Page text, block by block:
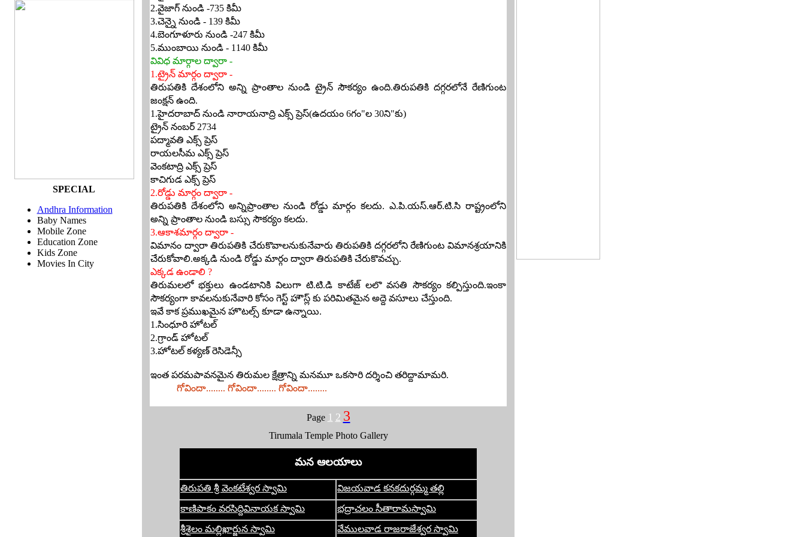
SPECIAL
Andhra Information
Baby Names
Mobile Zone
Education Zone
Kids Zone
Movies In City
2.వైజాగ్ నుండి -735 కిమీ
3.చెన్నై నుండి - 139 కిమీ
4.బెంగూళూరు నుండి -247 కిమీ
5.ముంబాయి నుండి - 1140 కిమీ
వివిధ మార్గాల ద్వారా -
1.ట్రైన్ మార్గం ద్వారా -
తిరుపతికి దేశంలోని అన్ని ప్రాంతాల నుండి ట్రైన్ సౌకర్యం ఉంది.తిరుపతికి దగ్గరలోనే రేణిగుంట
జంక్షన్ ఉంది.
1.హైదరాబాద్ నుండి నారాయనాద్రి ఎక్స్ ప్రెస్(ఉదయం 6గం"ల 30ని"కు)
ట్రైన్ నంబర్ 2734
పద్మావతి ఎక్స్ ప్రెస్
రాయలసీమ ఎక్స్ ప్రెస్
వెంకటాద్రి ఎక్స్ ప్రెస్
కాచిగుడ ఎక్స్ ప్రెస్
2.రోడ్డు మార్గం ద్వారా -
తిరుపతికి దేశంలోని అన్నిప్రాంతాల నుండి రోడ్డు మార్గం కలదు. ఎ.పి.యస్.ఆర్.టి.సి రాష్ట్రంలోని
అన్ని ప్రాంతాల నుండి బస్సు సౌకర్యం కలదు.
3.ఆకాశమార్గం ద్వారా -
విమానం ద్వారా తిరుపతికి చేరుకొవాలనుకునేవారు తిరుపతికి దగ్గరలోని రేణిగుంట విమానశ్రయానికి
చేరుకోవాలి.అక్కడి నుండి రోడ్డు మార్గం ద్వారా తిరుపతికి చేరుకొవచ్చు.
ఎక్కడ ఉండాలి ?
తిరుమలలో భక్తులు ఉండటానికి విలుగా టి.టి.డి కాటేజ్ లలొ వసతి సౌకర్యం కల్పిస్తుంది.ఇంకా
సౌకర్యంగా కావలనుకునేవారి కోసం గెస్ట్ హౌస్ల్ కు పరిమితమైన అద్దె వసూలు చేస్తుంది.
ఇవే కాక ప్రముఖమైన హొటల్స్ కూడా ఉన్నాయి.
1.సింధూరి హోటల్
2.గ్రాండ్ హోటల్
3.హోటల్ కళ్యణ్ రెసిడెన్సీ
ఇంత పరమపావనమైన తిరుమల క్షేత్రాన్ని మనమూ ఒకసారి దర్శించి తరిద్దామామరి.
గోవిందా........ గోవిందా........ గోవిందా........
Page 1 2 3
Tirumala Temple Photo Gallery
మన ఆలయాలు
తిరుపతి శ్రీ వెంకటేశ్వర స్వామి
విజయవాడ కనకదుర్గమ్మ తల్లి
కాణిపాకం వరసిద్దివినాయక స్వామి
భద్రాచలం సీతారామస్వామి
శ్రీశైలం మల్లిఖార్జున స్వామి
వేములవాడ రాజరాజేశ్వర స్వామి